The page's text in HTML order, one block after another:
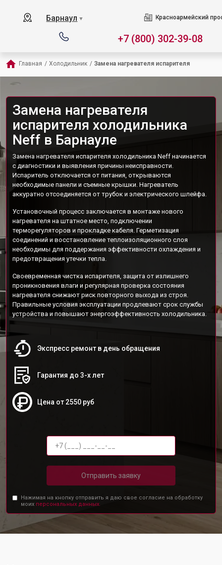
Барнаул ▼ Красноармейский
+7 (800) 302-39-08
Главная / Холодильник / Замена нагревателя испарителя
Замена нагревателя
испарителя холодильника
Neff в Барнауле
Замена нагревателя испарителя холодильника Neff начинается
с диагностики и выявления причины неисправности.
Испаритель отключается от питания, открываются
необходимые панели и съемные крышки. Нагреватель
аккуратно отсоединяется от трубок и электрического шлейфа.
Установочный процесс заключается в монтаже нового
нагревателя на штатное место, подключении
терморегуляторов и прокладке кабеля. Герметизация
соединений и восстановление теплоизоляционного слоя
необходимы для поддержания эффективности охлаждения и
предотвращения утечки тепла.
Своевременная чистка испарителя, защита от излишнего
проникновения влаги и регулярная проверка состояния
нагревателя снижают риск повторного выхода из строя.
Правильные условия эксплуатации продлевают срок службы
устройства и повышают энергоэффективность холодильника.
Экспресс ремонт в день обращения
Гарантия до 3-х лет
Цена от 2550 руб
Отправить заявку
Нажимая на кнопку отправить я даю свое согласие на обработку
моих персональных данных.